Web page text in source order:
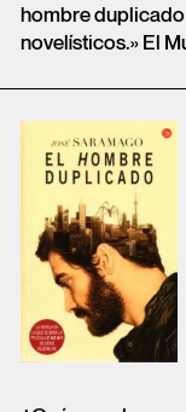
hombre
novelísticos.» El